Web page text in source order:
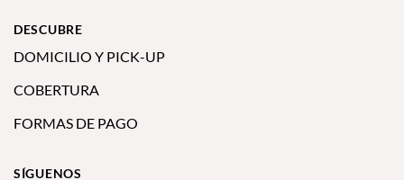
DESCUBRE
DOMICILIO Y PICK-UP
COBERTURA
FORMAS DE PAGO
SÍGUENOS